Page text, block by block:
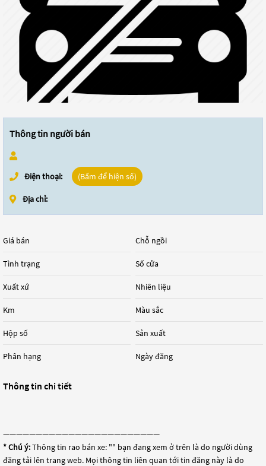
Thông tin người bán
Điện thoại: (Bấm để hiện số)
Địa chỉ:
Giá bán
Tình trạng
Xuất xứ
Km
Hộp số
Phân hạng
Chỗ ngồi
Số cửa
Nhiên liệu
Màu sắc
Sản xuất
Ngày đăng
Thông tin chi tiết
————————————————————————
* Chú ý:Thông tin rao bán xe: "" bạn đang xem ở trên là do người dùng
đăng tải lên trang web. Mọi thông tin liên quan tới tin đăng này là do